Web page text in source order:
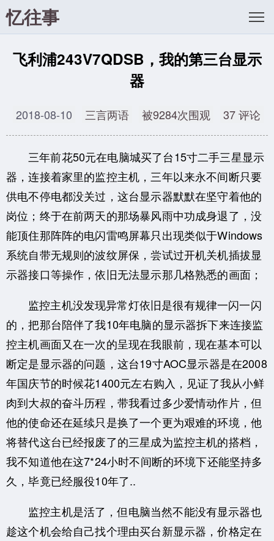
忆往事
飞利浦243V7QDSB，我的第三台显示
器
2018-08-10 三言两语 被9284次围观 37 评论
三年前花50元在电脑城买了台15寸二手三星显示
器，连接着家里的监控主机，三年以来永不间断只要
供电不停电都没关过，这台显示器默默在坚守着他的
岗位；终于在前两天的那场暴风雨中功成身退了，没
能顶住那阵阵的电闪雷鸣屏幕只出现类似于Windows
系统自带无规则的波纹屏保，尝试过开机关机插拔显
示器接口等操作，依旧无法显示那几格熟悉的画面；
监控主机没发现异常灯依旧是很有规律一闪一闪
的，把那台陪伴了我10年电脑的显示器拆下来连接监
控主机画面又在一次的呈现在我眼前，现在基本可以
断定是显示器的问题，这台19寸AOC显示器是在2008
年国庆节的时候花1400元左右购入，见证了我从小鲜
肉到大叔的奋斗历程，带我看过多少爱情动作片，但
他的使命还在延续只是换了一个更为艰难的环境，他
将替代这台已经报废了的三星成为监控主机的搭档，
我不知道他在这7*24小时不间断的环境下还能坚持多
久，毕竟已经服役10年了..
监控主机是活了，但电脑当然不能没有显示器也
趁这个机会给自己找个理由买台新显示器，价格定在